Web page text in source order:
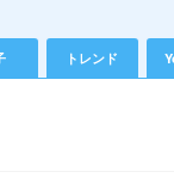
トレンド